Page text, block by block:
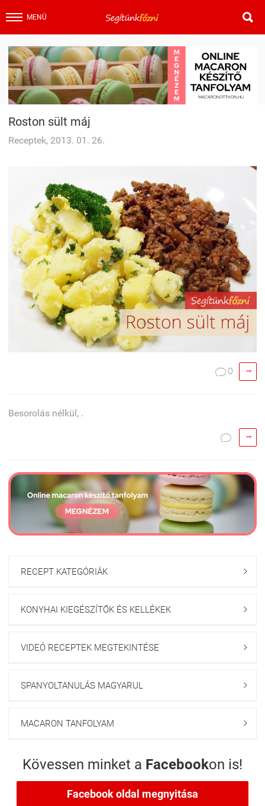
MENÜ 
Roston sült máj
Receptek, 2013. 01. 26.
 0 
Besorolás nélkül, .
 
RECEPT KATEGÓRIÁK 
KONYHAI KIEGÉSZÍTŐK ÉS KELLÉKEK 
VIDEÓ RECEPTEK MEGTEKINTÉSE 
SPANYOLTANULÁS MAGYARUL 
MACARON TANFOLYAM 
Kövessen minket a Facebookon is!
Facebook oldal megnyitása